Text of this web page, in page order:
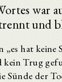
war
und
hat keine
kein Trug
der